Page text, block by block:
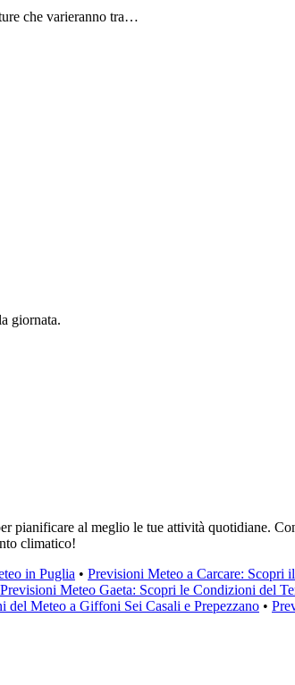
che varieranno tra…
giornata.
pianificare al meglio le tue attività quotidiane.
climatico!
in Puglia • Previsioni Meteo a Carcare: Scopri
Previsioni Meteo Gaeta: Scopri le Condizioni del
del Meteo a Giffoni Sei Casali e Prepezzano •